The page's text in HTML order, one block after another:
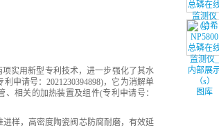
图库
实用新型专利技术，进一步强化了其水
申请号：2021230394898)，它为消解单
相关的加热装置及组件(专利申请号：
样，高密度陶瓷阀芯防腐耐磨，有效延